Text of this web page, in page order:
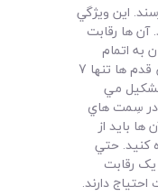
اين ويژگي
ها رقابت
به اتمام
رساندن و برنده شدن است. پيش قدم ها تنها 7
مي
در سِمت هاي
ها بايد از
کنيد. حتي
يک رقابت
دارند.